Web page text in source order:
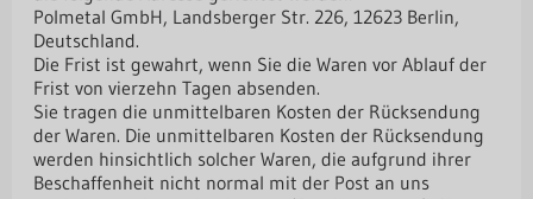
Polmetal GmbH, Landsberger Str. 226, 12623 Berlin,
Deutschland.
Die Frist ist gewahrt, wenn Sie die Waren vor Ablauf der
Frist von vierzehn Tagen absenden.
Sie tragen die unmittelbaren Kosten der Rücksendung
der Waren. Die unmittelbaren Kosten der Rücksendung
werden hinsichtlich solcher Waren, die aufgrund ihrer
Beschaffenheit nicht normal mit der Post an uns